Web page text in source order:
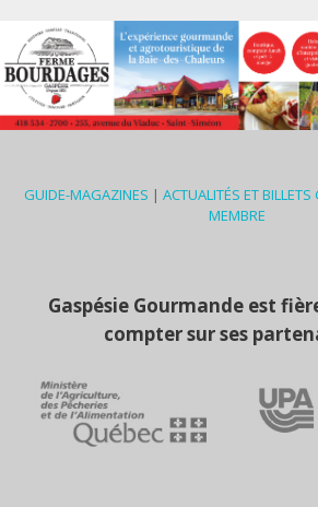
GUIDE-MAGAZINES | ACTUALITÉS ET
MEMBRE
Gaspésie Gourmande est
compter sur ses